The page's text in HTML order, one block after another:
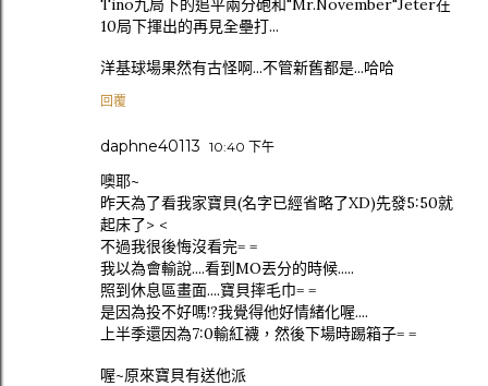
Tino九局下的追平兩分砲和"Mr.November"Jeter在
10局下揮出的再見全壘打...
洋基球場果然有古怪啊...不管新舊都是...哈哈
回覆
daphne40113 10:40 下午
噢耶~
昨天為了看我家寶貝(名字已經省略了XD)先發5:50就
起床了> <
不過我很後悔沒看完= =
我以為會輸說....看到MO丟分的時候.....
照到休息區畫面....寶貝摔毛巾= =
是因為投不好嗎!?我覺得他好情緒化喔....
上半季還因為7:0輸紅襪，然後下場時踢箱子= =
喔~原來寶貝有送他派